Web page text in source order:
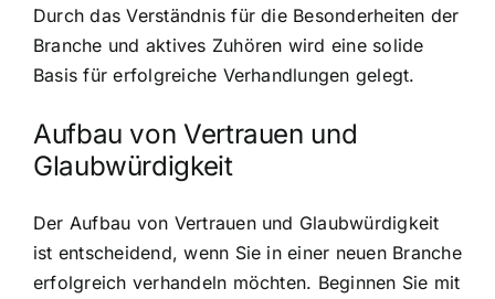
Durch das Verständnis für die Besonderheiten der
Branche und aktives Zuhören wird eine solide
Basis für erfolgreiche Verhandlungen gelegt.
Aufbau von Vertrauen und
Glaubwürdigkeit
Der Aufbau von Vertrauen und Glaubwürdigkeit
ist entscheidend, wenn Sie in einer neuen Branche
erfolgreich verhandeln möchten. Beginnen Sie mit